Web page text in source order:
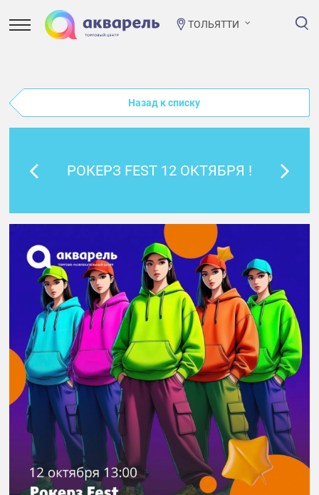
ТОЛЬЯТТИ
Назад к списку
РОКЕРЗ FEST 12 ОКТЯБРЯ !